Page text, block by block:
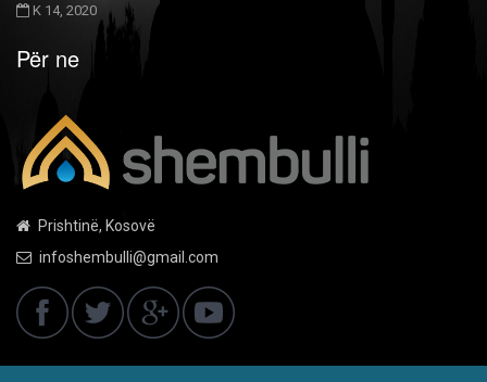
K 14, 2020
Për ne
Prishtinë, Kosovë
infoshembulli@gmail.com